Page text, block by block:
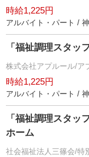
時給1,225円
アルバイト・パート /
「福祉調理スタッ
株式会社アプルール/ア
時給1,225円
アルバイト・パート /
「福祉調理スタッ
ホーム
社会福祉法人三篠会/特